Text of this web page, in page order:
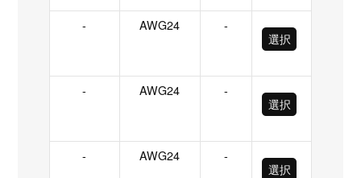
- AWG24
-
選択
- AWG24
-
選択
- AWG24
-
選択